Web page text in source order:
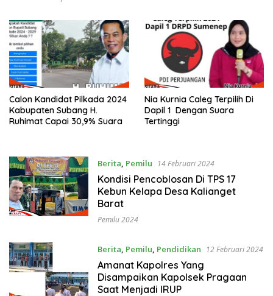
Calon Kandidat Pilkada 2024
Kabupaten Subang H.
Ruhimat Capai 30,9% Suara
Nia Kurnia Caleg Terpilih Di
Dapil 1 Dengan Suara
Tertinggi
Berita, Pemilu 14 Februari 2024
Kondisi Pencoblosan Di TPS 17
Kebun Kelapa Desa Kalianget
Barat
Pemilu 2024
Berita, Pemilu, Pendidikan 12 Februari 2024
Amanat Kapolres Yang
Disampaikan Kapolsek Pragaan
Saat Menjadi IRUP